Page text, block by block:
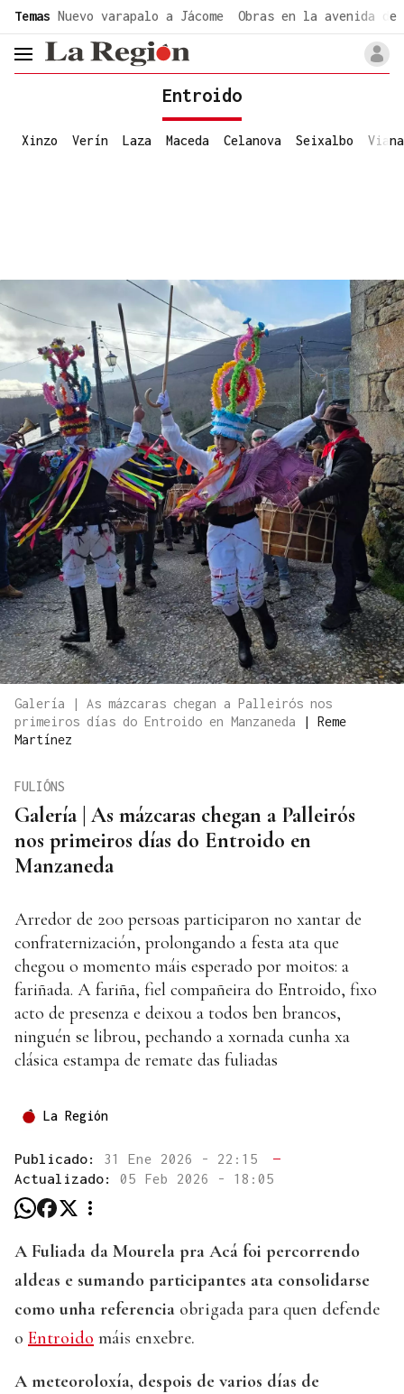
Temas Nuevo varapalo a Jácome Obras en la avenida de
header.menu.open
Entroido
Xinzo Verín Laza Maceda Celanova Seixalbo Viana
Galería | As mázcaras chegan a Palleirós nos
primeiros días do Entroido en Manzaneda
| Reme
Martínez
Galería | As mázcaras chegan a Palleirós
nos primeiros días do Entroido en
Manzaneda
FULIÓNS
Arredor de 200 persoas participaron no xantar de
confraternización, prolongando a festa ata que
chegou o momento máis esperado por moitos: a
fariñada. A fariña, fiel compañeira do Entroido, fixo
acto de presenza e deixou a todos ben brancos,
ninguén se librou, pechando a xornada cunha xa
clásica estampa de remate das fuliadas
La Región
Publicado: 31 Ene 2026 - 22:15
—
Actualizado: 05 Feb 2026 - 18:05
A Fuliada da Mourela pra Acá foi percorrendo
aldeas e sumando participantes ata consolidarse
como unha referencia obrigada para quen defende
o Entroido máis enxebre.
A meteoroloxía, despois de varios días de